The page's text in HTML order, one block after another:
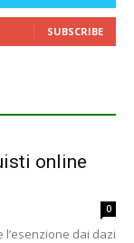
SUBSCRIBE
online
0
l’esenzione dai dazi